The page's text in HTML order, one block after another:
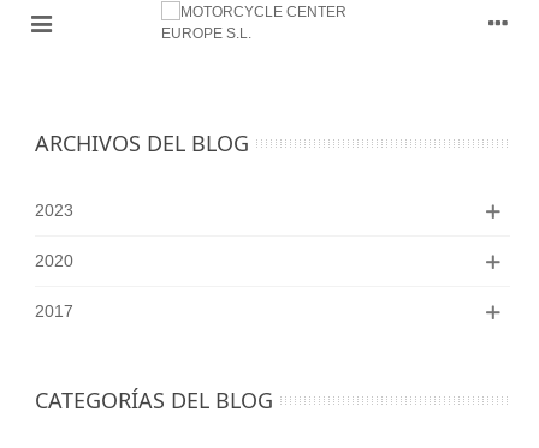
ARCHIVOS DEL BLOG
2023
2020
2017
CATEGORÍAS DEL BLOG